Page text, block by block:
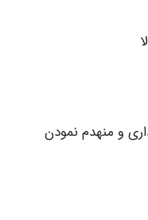
و منهدم نمودن